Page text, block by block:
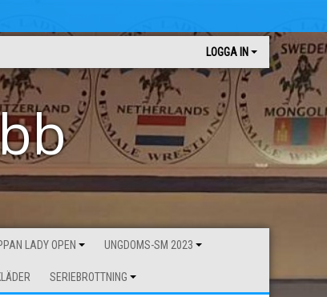
LOGGA IN
LADY OPEN UNGDOMS-SM 2023
SERIEBROTTNING